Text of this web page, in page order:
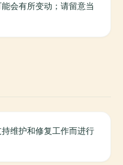
会有所变动；请留意当
维护和修复工作而进行